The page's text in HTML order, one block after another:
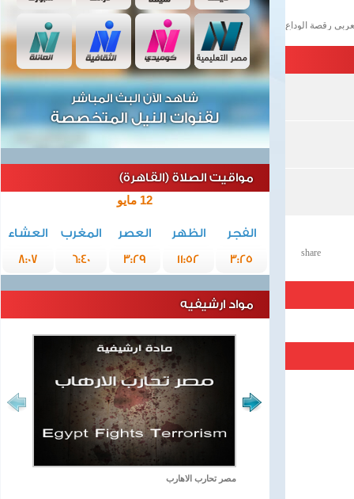
رقصة الوداع
share
شاهد الآن البث المباشر
لقنوات النيل المتخصصة
مواقيت الصلاة (القاهرة)
12 مايو
الفجر الظهر العصر المغرب
العشاء
3:25
11:52
3:29
6:40
8:07
مواد ارشيفيه
مصر تحارب الاهارب